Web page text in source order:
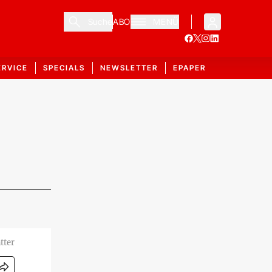
ABO
SPECIALS NEWSLETTER EPAPER